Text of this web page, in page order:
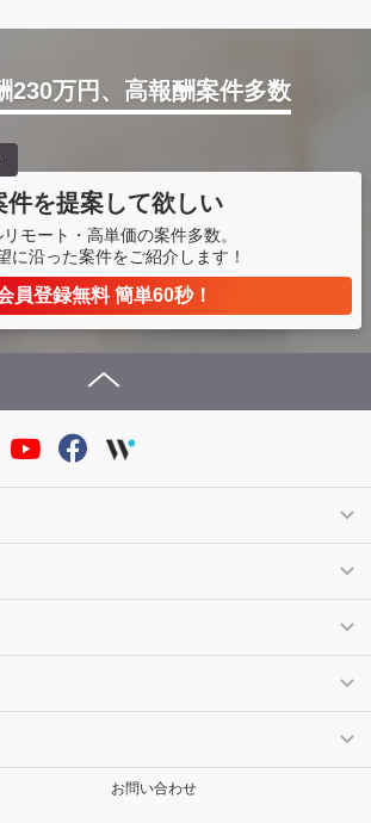
230万円、高報酬案件多数
件を提案して欲しい
リモート・高単価の案件多数。
に沿った案件をご紹介します！
員登録無料 簡単60秒！
AWS案件特集
れ フリーランスの声
スキル・テクノロジー
採用
お問い合わせ